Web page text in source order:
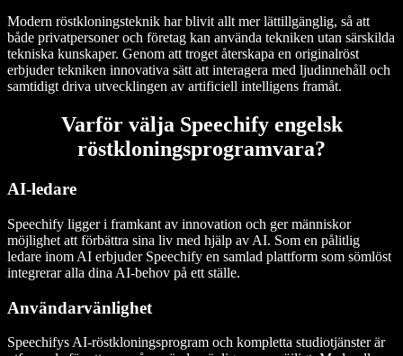
Modern röstkloningsteknik har blivit allt mer lättillgänglig, så att
både privatpersoner och företag kan använda tekniken utan särskilda
tekniska kunskaper. Genom att troget återskapa en originalröst
erbjuder tekniken innovativa sätt att interagera med ljudinnehåll och
samtidigt driva utvecklingen av artificiell intelligens framåt.
Varför välja Speechify engelsk
röstkloningsprogramvara?
AI-ledare
Speechify ligger i framkant av innovation och ger människor
möjlighet att förbättra sina liv med hjälp av AI. Som en pålitlig
ledare inom AI erbjuder Speechify en samlad plattform som sömlöst
integrerar alla dina AI-behov på ett ställe.
Användarvänlighet
Speechifys AI-röstkloningsprogram och kompletta studiotjänster är